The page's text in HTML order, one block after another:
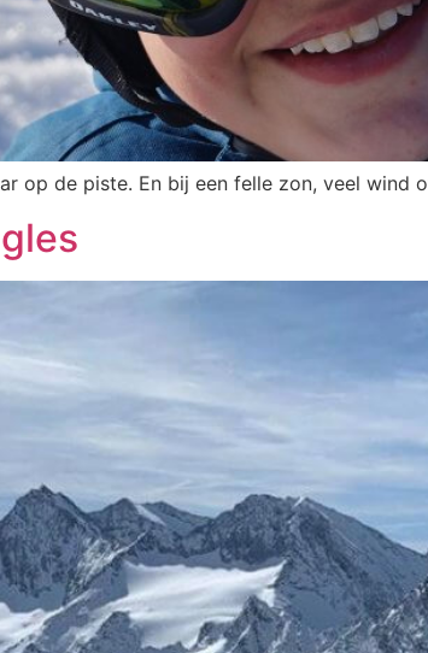
op de piste. En bij een felle zon, veel wind